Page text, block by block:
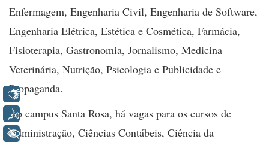
Enfermagem, Engenharia Civil, Engenharia de Software,
Engenharia Elétrica, Estética e Cosmética, Farmácia,
Fisioterapia, Gastronomia, Jornalismo, Medicina
Veterinária, Nutrição, Psicologia e Publicidade e
Propaganda.
No campus Santa Rosa, há vagas para os cursos de
Administração, Ciências Contábeis, Ciência da
Libras
Voz
+ Acessibilidade